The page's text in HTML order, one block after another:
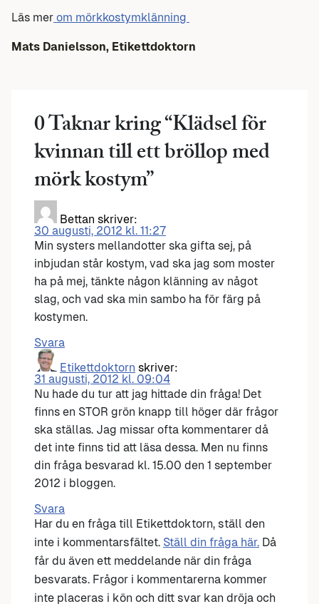
Läs mer om mörkkostymklänning
Mats Danielsson, Etikettdoktorn
0 Taknar kring “Klädsel för
kvinnan till ett bröllop med
mörk kostym”
Bettan skriver:
30 augusti, 2012 kl. 11:27
Min systers mellandotter ska gifta sej, på
inbjudan står kostym, vad ska jag som moster
ha på mej, tänkte någon klänning av något
slag, och vad ska min sambo ha för färg på
kostymen.
Svara
Etikettdoktorn skriver:
31 augusti, 2012 kl. 09:04
Nu hade du tur att jag hittade din fråga! Det
finns en STOR grön knapp till höger där frågor
ska ställas. Jag missar ofta kommentarer då
det inte finns tid att läsa dessa. Men nu finns
din fråga besvarad kl. 15.00 den 1 september
2012 i bloggen.
Svara
Har du en fråga till Etikettdoktorn, ställ den
inte i kommentarsfältet. Ställ din fråga här. Då
får du även ett meddelande när din fråga
besvarats. Frågor i kommentarerna kommer
inte placeras i kön och ditt svar kan dröja och